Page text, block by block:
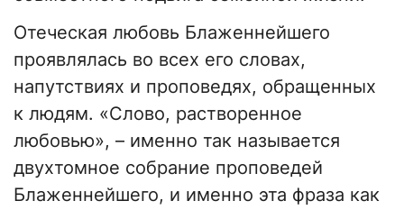
Отеческая любовь Блаженнейшего
проявлялась во всех его словах,
напутствиях и проповедях, обращенных
к людям. «Слово, растворенное
любовью», – именно так называется
двухтомное собрание проповедей
Блаженнейшего, и именно эта фраза как